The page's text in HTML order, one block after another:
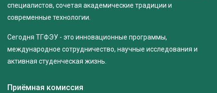
специалистов, сочетая академические традиции и
современные технологии.
Сегодня ТГФЭУ - это инновационные программы,
международное сотрудничество, научные исследования и
активная студенческая жизнь.
Приёмная комиссия